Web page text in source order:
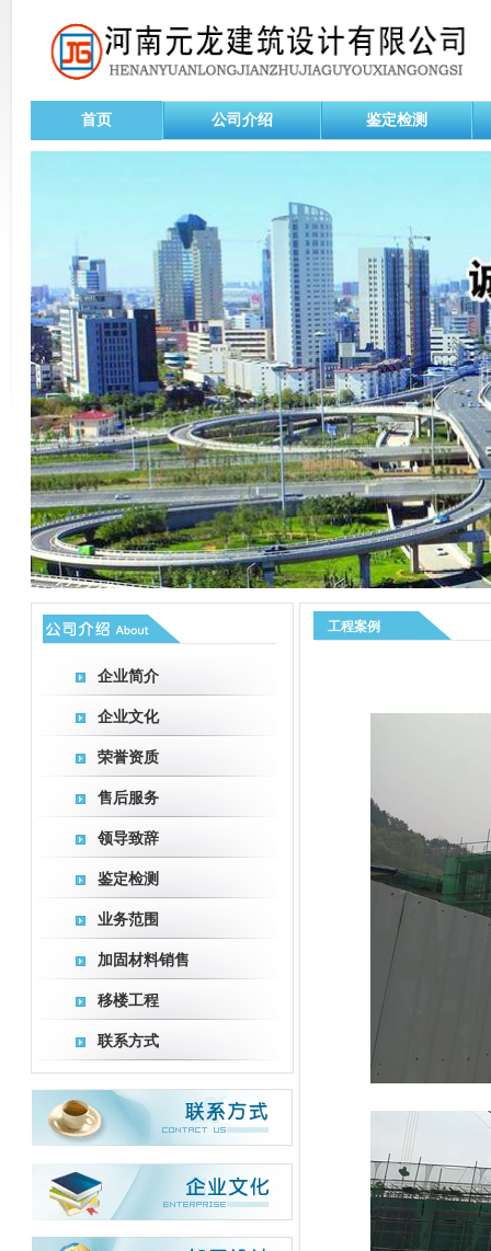
首页 公司介绍 鉴定检测
企业简介
企业文化
荣誉资质
售后服务
领导致辞
鉴定检测
业务范围
加固材料销售
移楼工程
联系方式
工程案例